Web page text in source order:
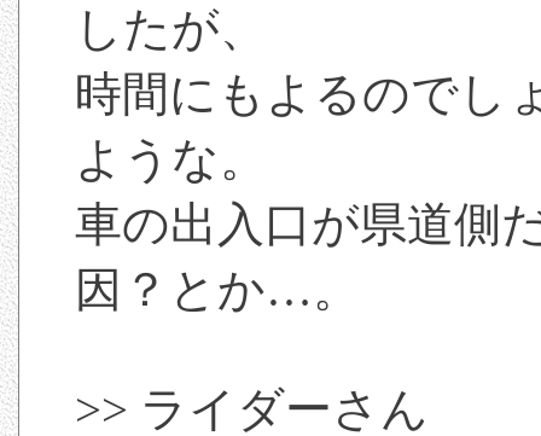
したが、
時間にもよるのでし
ような。
車の出入口が県道側
因？とか…。
>> ライダーさん